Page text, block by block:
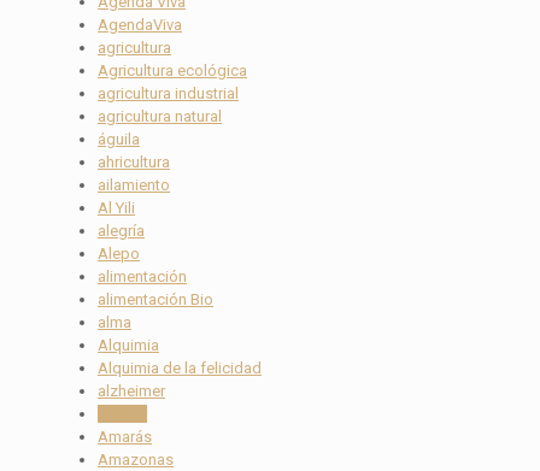
AgendaViva
agricultura
Agricultura ecológica
agricultura industrial
agricultura natural
águila
ahricultura
ailamiento
Al Yili
alegría
Alepo
alimentación
alimentación Bio
alma
Alquimia
Alquimia de la felicidad
alzheimer
Amarás
Amazonas